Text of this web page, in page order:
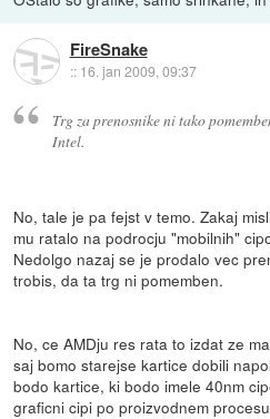
FireSnake
:: 16. jan 2009, 09:37
Trg za prenosnike ni tako
Intel.
No, tale je pa fejst v temo. Zakaj
mu ratalo na podrocju "mobilnih"
Nedolgo nazaj se je prodalo vec
trobis, da ta trg ni pomemben.
No, ce AMDju res rata to izdat ze
saj bomo starejse kartice dobili
bodo kartice, ki bodo imele 40nm
graficni cipi po proizvodnem